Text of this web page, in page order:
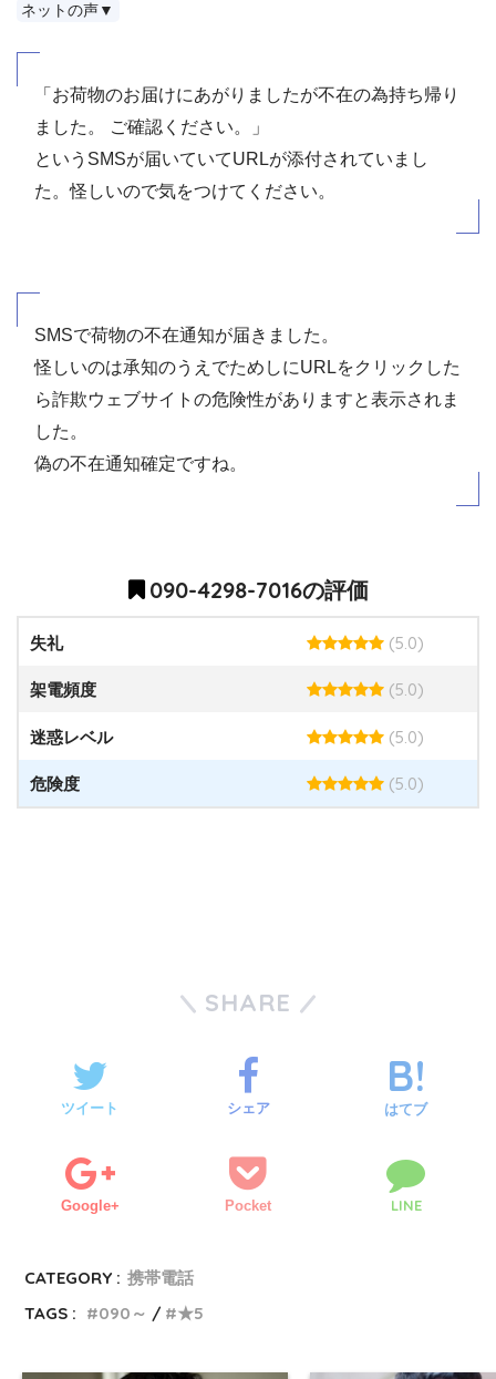
ネットの声▼
「お荷物のお届けにあがりましたが不在の為持ち帰り
ました。 ご確認ください。」
というSMSが届いていてURLが添付されていまし
た。怪しいので気をつけてください。
SMSで荷物の不在通知が届きました。
怪しいのは承知のうえでためしにURLをクリックした
ら詐欺ウェブサイトの危険性がありますと表示されま
した。
偽の不在通知確定ですね。
090-4298-7016の評価
失礼 (5.0)
架電頻度 (5.0)
迷惑レベル (5.0)
危険度 (5.0)
SHARE
ツイート シェア はてブ
Google+ Pocket LINE
CATEGORY : 携帯電話
TAGS :
090～ ★5